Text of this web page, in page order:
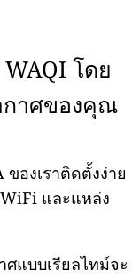
โดย
กาศของคุณ
องเราติดตั้งง่าย
และแหล่ง
แบบเรียลไทม์จะ